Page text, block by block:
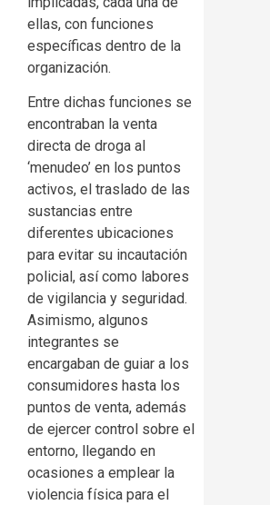
ellas, con funciones
específicas dentro de la
organización.
Entre dichas funciones se
encontraban la venta
directa de droga al
‘menudeo’ en los puntos
activos, el traslado de las
sustancias entre
diferentes ubicaciones
para evitar su incautación
policial, así como labores
de vigilancia y seguridad.
Asimismo, algunos
integrantes se
encargaban de guiar a los
consumidores hasta los
puntos de venta, además
de ejercer control sobre el
entorno, llegando en
ocasiones a emplear la
violencia física para el